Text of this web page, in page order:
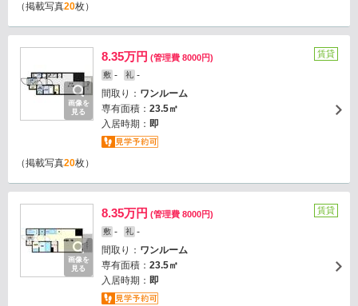
（掲載写真20枚）
画像を
見る
8.35万円 (管理費 8000円)
敷 - 礼 -
間取り： ワンルーム
専有面積： 23.5㎡
入居時期： 即
賃貸
（掲載写真20枚）
画像を
見る
8.35万円 (管理費 8000円)
敷 - 礼 -
間取り： ワンルーム
専有面積： 23.5㎡
入居時期： 即
賃貸